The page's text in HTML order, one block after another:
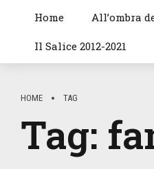
Home All’ombra
Il Salice 2012-2021
HOME TAG
Tag: